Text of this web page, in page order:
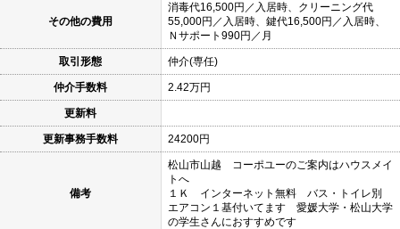
その他の費用
消毒代16,500円／入居時、クリーニング代
55,000円／入居時、鍵代16,500円／入居時、
Ｎサポート990円／月
取引形態 仲介(専任)
仲介手数料 2.42万円
更新料
更新事務手数料 24200円
備考
松山市山越 コーポユーのご案内はハウスメイ
トへ
１Ｋ インターネット無料 バス・トイレ別
エアコン１基付いてます 愛媛大学・松山大学
の学生さんにおすすめです